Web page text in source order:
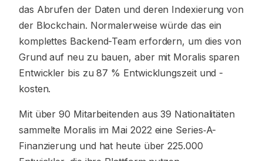
das Abrufen der Daten und deren Indexierung von
der Blockchain. Normalerweise würde das ein
komplettes Backend-Team erfordern, um dies von
Grund auf neu zu bauen, aber mit Moralis sparen
Entwickler bis zu 87 % Entwicklungszeit und -
kosten.
Mit über 90 Mitarbeitenden aus 39 Nationalitäten
sammelte Moralis im Mai 2022 eine Series‑A-
Finanzierung und hat heute über 225.000